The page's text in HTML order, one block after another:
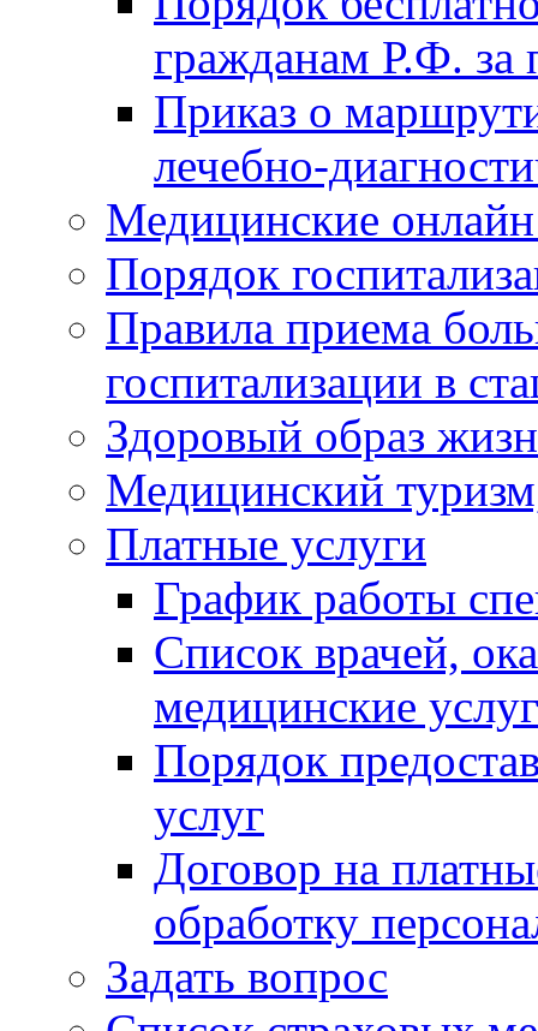
гражданам Р.Ф. за
Приказ о
лечебно-
Медицинские
Порядок
Правила приема
госпитализации в
Здоровый образ
Медицинский
Платные услуги
График работы
Список врачей,
медицинские
Порядок
услуг
Договор на
обработку
Задать вопрос